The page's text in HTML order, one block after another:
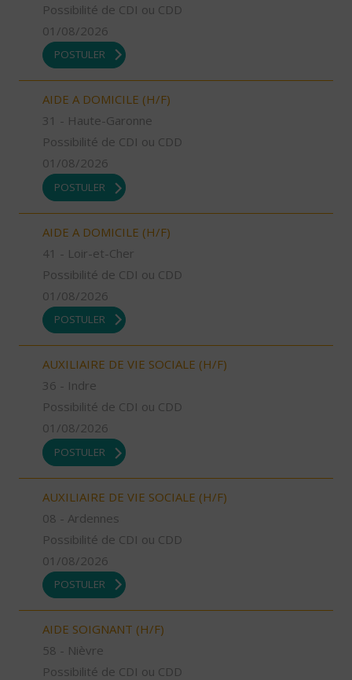
Possibilité de CDI ou CDD
01/08/2026
POSTULER
AIDE A DOMICILE (H/F)
31 - Haute-Garonne
Possibilité de CDI ou CDD
01/08/2026
POSTULER
AIDE A DOMICILE (H/F)
41 - Loir-et-Cher
Possibilité de CDI ou CDD
01/08/2026
POSTULER
AUXILIAIRE DE VIE SOCIALE (H/F)
36 - Indre
Possibilité de CDI ou CDD
01/08/2026
POSTULER
AUXILIAIRE DE VIE SOCIALE (H/F)
08 - Ardennes
Possibilité de CDI ou CDD
01/08/2026
POSTULER
AIDE SOIGNANT (H/F)
58 - Nièvre
Possibilité de CDI ou CDD